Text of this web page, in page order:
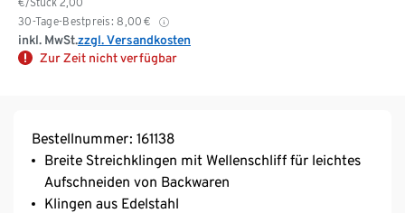
30-Tage-Bestpreis: 8,00 €
inkl. MwSt.zzgl. Versandkosten
Zur Zeit nicht verfügbar
Bestellnummer: 161138
Breite Streichklingen mit Wellenschliff für leichtes
Aufschneiden von Backwaren
Klingen aus Edelstahl